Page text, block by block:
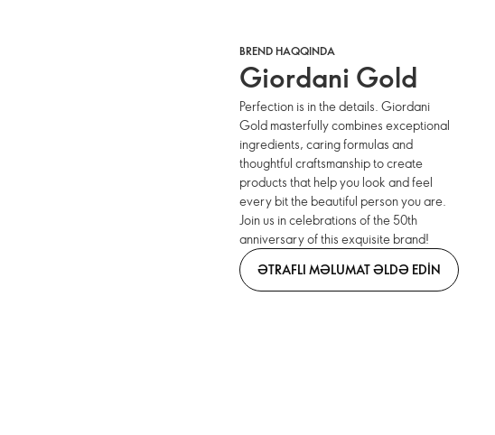
BREND HAQQINDA
Giordani Gold
Perfection is in the details. Giordani
Gold masterfully combines exceptional
ingredients, caring formulas and
thoughtful craftsmanship to create
products that help you look and feel
every bit the beautiful person you are.
Join us in celebrations of the 50th
anniversary of this exquisite brand!
ƏTRAFLI MƏLUMAT ƏLDƏ EDIN